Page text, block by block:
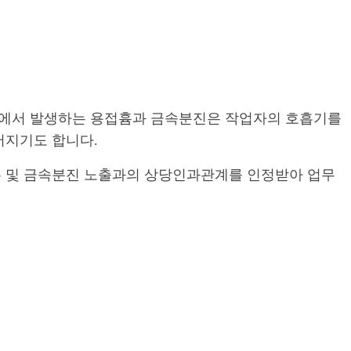
서 발생하는 용접흄과 금속분진은 작업자의 호흡기를
지기도 합니다.
금속분진 노출과의 상당인과관계를 인정받아 업무